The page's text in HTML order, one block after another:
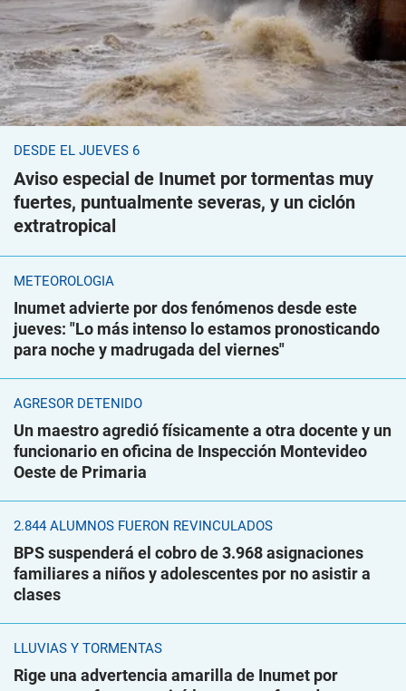
DESDE EL JUEVES 6
Aviso especial de Inumet por tormentas muy
fuertes, puntualmente severas, y un ciclón
extratropical
METEOROLOGÍA
Inumet advierte por dos fenómenos desde este
jueves: "Lo más intenso lo estamos pronosticando
para noche y madrugada del viernes"
AGRESOR DETENIDO
Un maestro agredió físicamente a otra docente y un
funcionario en oficina de Inspección Montevideo
Oeste de Primaria
2.844 ALUMNOS FUERON REVINCULADOS
BPS suspenderá el cobro de 3.968 asignaciones
familiares a niños y adolescentes por no asistir a
clases
LLUVIAS Y TORMENTAS
Rige una advertencia amarilla de Inumet por